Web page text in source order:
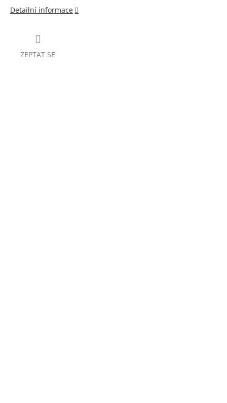
Detailní informace
ZEPTAT SE